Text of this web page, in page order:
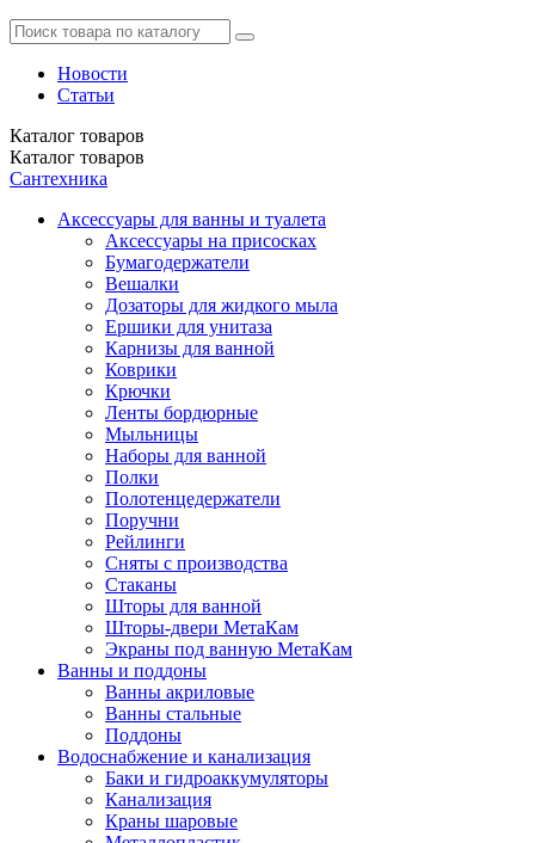
Новости
Статьи
Каталог товаров
Каталог товаров
Сантехника
Аксессуары для ванны и туалета
Аксессуары на присосках
Бумагодержатели
Вешалки
Дозаторы для жидкого мыла
Ершики для унитаза
Карнизы для ванной
Коврики
Крючки
Ленты бордюрные
Мыльницы
Наборы для ванной
Полки
Полотенцедержатели
Поручни
Рейлинги
Сняты с производства
Стаканы
Шторы для ванной
Шторы-двери МетаКам
Экраны под ванную МетаКам
Ванны и поддоны
Ванны акриловые
Ванны стальные
Поддоны
Водоснабжение и канализация
Баки и гидроаккумуляторы
Канализация
Краны шаровые